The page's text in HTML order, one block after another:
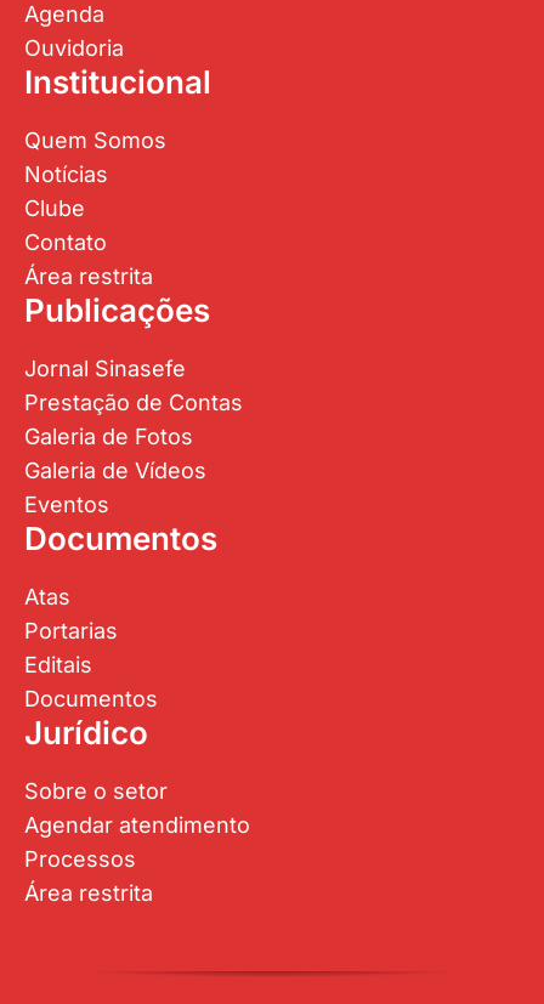
Agenda
Ouvidoria
Institucional
Quem Somos
Notícias
Clube
Contato
Área restrita
Publicações
Jornal Sinasefe
Prestação de Contas
Galeria de Fotos
Galeria de Vídeos
Eventos
Documentos
Atas
Portarias
Editais
Documentos
Jurídico
Sobre o setor
Agendar atendimento
Processos
Área restrita